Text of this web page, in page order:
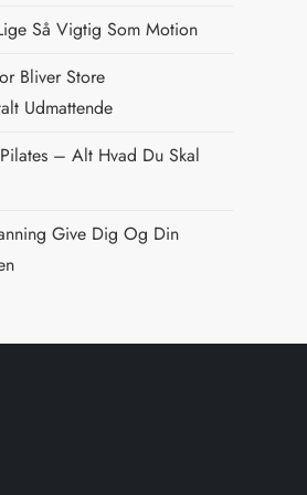
Så Vigtig Som Motion
Bliver Store
Udmattende
– Alt Hvad Du Skal
Give Dig Og Din